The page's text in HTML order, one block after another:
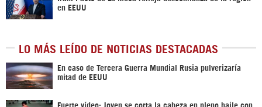
en EEUU
LO MÁS LEÍDO DE NOTICIAS DESTACADAS
En caso de Tercera Guerra Mundial Rusia pulverizaría
mitad de EEUU
Fuerte vídeo: Joven se corta la cabeza en pleno baile con